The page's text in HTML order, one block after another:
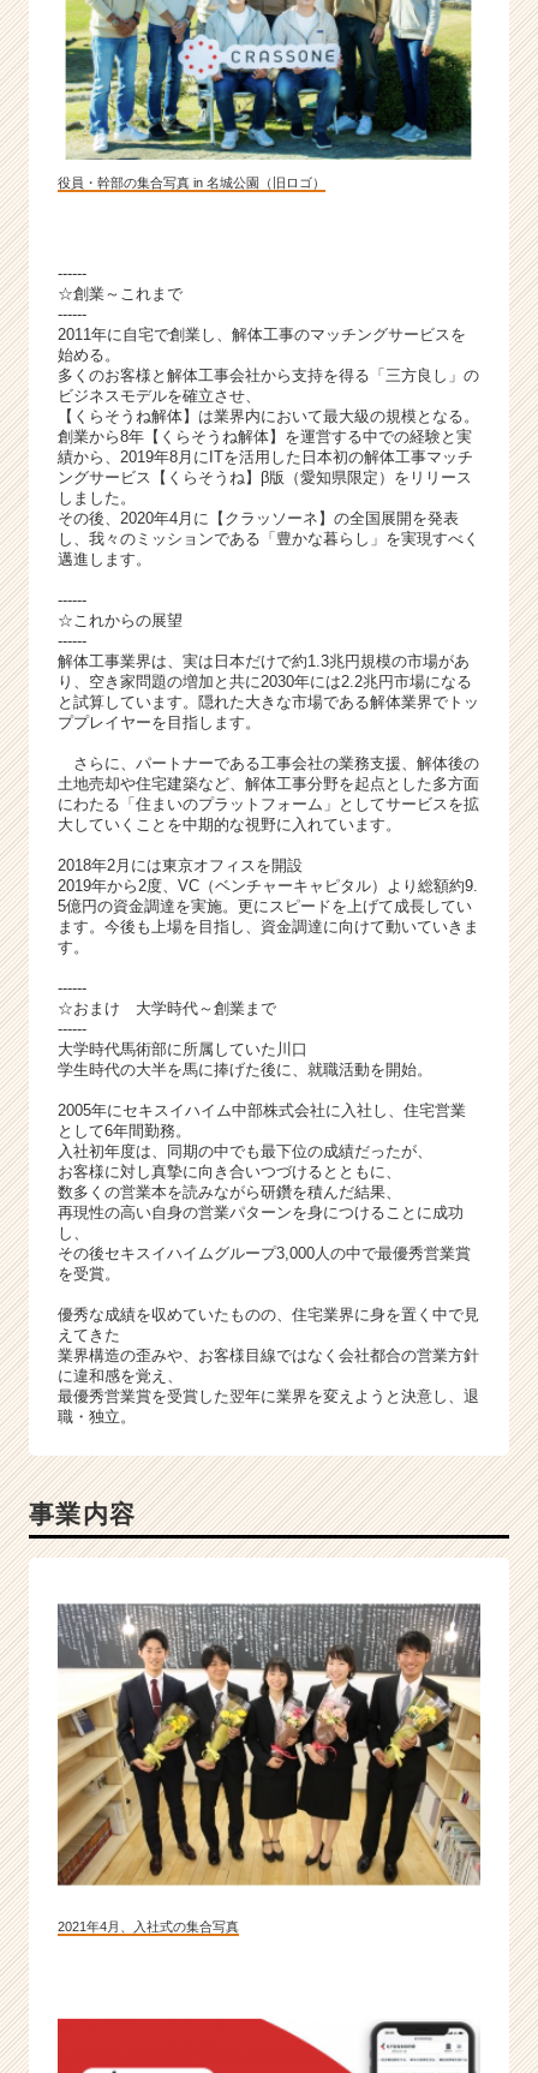
が
届
く
就
活
サ
イ
ト
ア
（C
h
e
e
r
C
a
r
役員・幹部の集合写真 in 名城公園（旧ロゴ）
------
☆創業～これまで
------
2011年に自宅で創業し、解体工事のマッチングサービスを
始める。
多くのお客様と解体工事会社から支持を得る「三方良し」の
ビジネスモデルを確立させ、
【くらそうね解体】は業界内において最大級の規模となる。
創業から8年【くらそうね解体】を運営する中での経験と実
績から、2019年8月にITを活用した日本初の解体工事マッチ
ングサービス【くらそうね】β版（愛知県限定）をリリース
しました。
その後、 2020年4月に【クラッソーネ】の全国展開を発表
し、我々のミッションである「豊かな暮らし」を実現すべく
邁進します。
------
☆これからの展望
------
解体工事業界は、実は日本だけで約1.3兆円規模の市場があ
り、空き家問題の増加と共に2030年には2.2兆円市場になる
と試算しています。隠れた大きな市場である解体業界でトッ
ププレイヤーを目指します。
さらに、パートナーである工事会社の業務支援、解体後の
土地売却や住宅建築など、解体工事分野を起点とした多方面
にわたる「住まいのプラットフォーム」としてサービスを拡
大していくことを中期的な視野に入れています。
2018年2月には東京オフィスを開設
2019年から2度、VC（ベンチャーキャピタル）より総額約9.
5億円の資金調達を実施。更にスピードを上げて成長してい
ます。今後も上場を目指し、資金調達に向けて動いていきま
す。
------
☆おまけ 大学時代～創業まで
------
大学時代馬術部に所属していた川口
学生時代の大半を馬に捧げた後に、就職活動を開始。
2005年にセキスイハイム中部株式会社に入社し、住宅営業
として6年間勤務。
入社初年度は、同期の中でも最下位の成績だったが、
お客様に対し真摯に向き合いつづけるとともに、
数多くの営業本を読みながら研鑽を積んだ結果、
再現性の高い自身の営業パターンを身につけることに成功
し、
その後セキスイハイムグループ3,000人の中で最優秀営業賞
を受賞。
優秀な成績を収めていたものの、住宅業界に身を置く中で見
えてきた
業界構造の歪みや、お客様目線ではなく会社都合の営業方針
に違和感を覚え、
最優秀営業賞を受賞した翌年に業界を変えようと決意し、退
職・独立。
事業内容
2021年4月、入社式の集合写真